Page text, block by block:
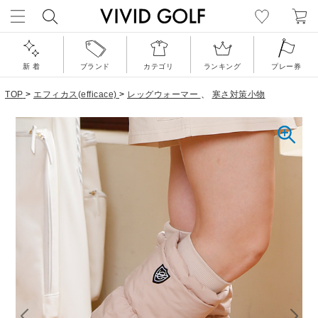
新 着 ブランド カテゴリ ランキング プレー券
TOP > エフィカス(efficace) > レッグウォーマー 、 寒さ対策小物